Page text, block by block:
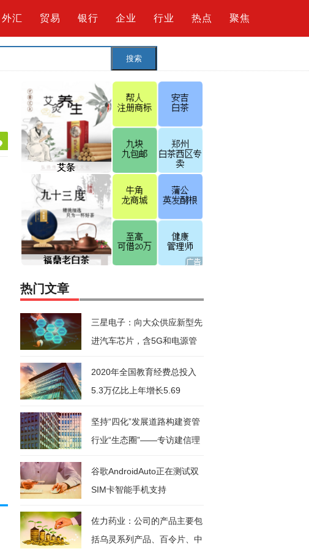
外汇 贸易 银行 企业 行业 热点 聚焦
搜索
热门文章
三星电子：向大众供应新型先
进汽车芯片，含5G和电源管
2020年全国教育经费总投入
5.3万亿比上年增长5.69
坚持“四化”发展道路构建资管
行业“生态圈”——专访建信理
谷歌AndroidAuto正在测试双
SIM卡智能手机支持
佐力药业：公司的产品主要包
括乌灵系列产品、百令片、中